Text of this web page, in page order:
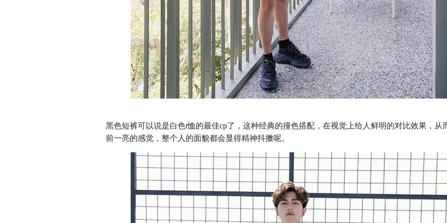
黑色短裤可以说是白色t恤的最佳cp了，这种经典的撞色搭配，在视觉上给人鲜明的对比效果，从
前一亮的感觉，整个人的面貌都会显得精神抖擞呢。